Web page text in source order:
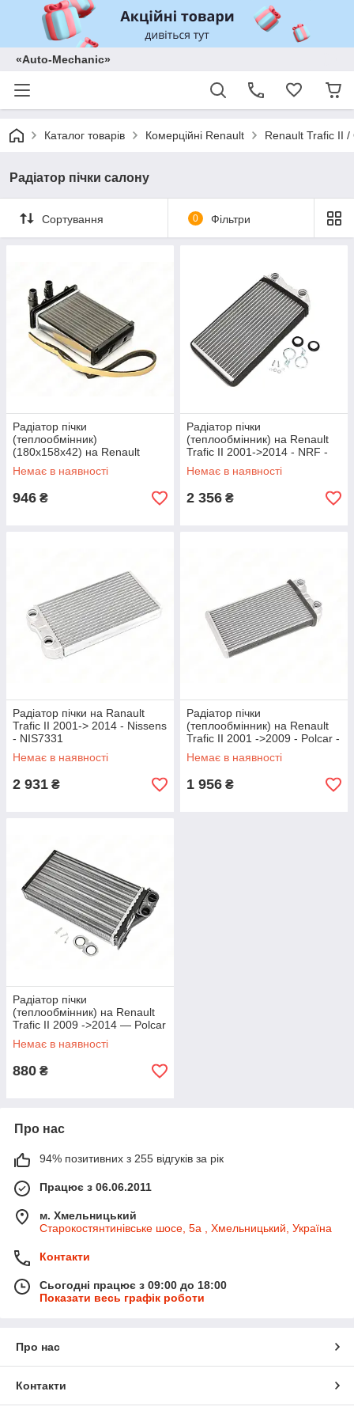
«Auto-Mechanic»
Каталог товарів Комерційні Renault Renault Trafic II
Радіатор пічки салону
Сортування 0 Фільтри
Радіатор пічки
(теплообмінник)
(180x158x42) на Renault
Trafic II 2001->2009 — Polcar
- 6026N8-1
Немає в наявності
946 ₴
Радіатор пічки
(теплообмінник) на Renault
Trafic II 2001->2014 - NRF -
NRF54300
Немає в наявності
2 356 ₴
Радіатор пічки на Ranault
Trafic II 2001-> 2014 - Nissens
- NIS7331
Немає в наявності
2 931 ₴
Радіатор пічки
(теплообмінник) на Renault
Trafic II 2001 ->2009 - Polcar -
6026N8-2
Немає в наявності
1 956 ₴
Радіатор пічки
(теплообмінник) на Renault
Trafic II 2009 ->2014 — Polcar
- 6027N8-1
Немає в наявності
880 ₴
Про нас
94% позитивних з 255 відгуків за рік
Працює з 06.06.2011
м. Хмельницький
Старокостянтинівське шосе, 5а , Хмельницький, Україна
Контакти
Сьогодні працює з 09:00 до 18:00
Показати весь графік роботи
Про нас
Контакти